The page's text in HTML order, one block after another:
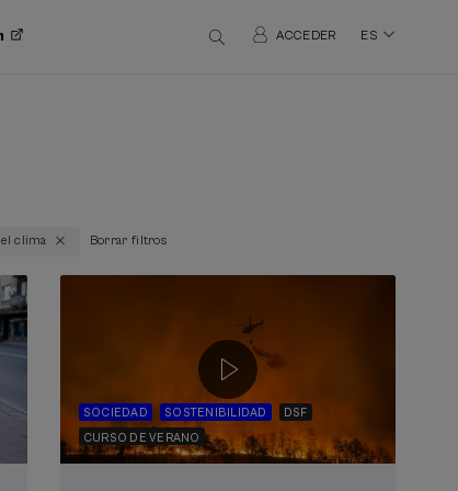
ACCEDER ES
clima Borrar filtros
SOCIEDAD SOSTENIBILIDAD
DSF
CURSO DE VERANO